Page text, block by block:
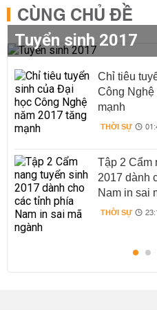
CÙNG CHỦ ĐỀ
Tuyển sinh 2017
Chỉ tiêu
Công Nghệ
mạnh
THỜI SỰ
Tập 2 Cẩm
2017 dành
Nam in sai
THỜI SỰ